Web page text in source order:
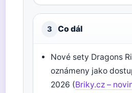
3 Co dál
Nové sety Dragons
oznámeny jako
2026 (Briky.cz –